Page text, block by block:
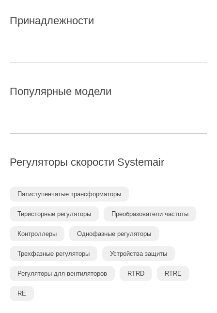
Принадлежности
Популярные модели
Регуляторы скорости Systemair
Пятиступенчатые трансформаторы
Тиристорные регуляторы Преобразователи частоты
Контроллеры Однофазные регуляторы
Трехфазные регуляторы Устройства защиты
Регуляторы для вентиляторов RTRD RTRE
RE